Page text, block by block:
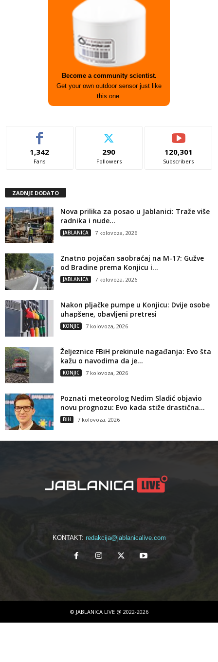
Become a community scientist.
Get your own outdoor sensor just like
this one.
1,342
Fans
290
Followers
120,301
Subscribers
ZADNJE DODATO
Nova prilika za posao u Jablanici: Traže više
radnika i nude...
JABLANICA 7 kolovoza, 2026
Znatno pojačan saobraćaj na M-17: Gužve
od Bradine prema Konjicu i...
JABLANICA 7 kolovoza, 2026
Nakon pljačke pumpe u Konjicu: Dvije osobe
uhapšene, obavljeni pretresi
KONJIC 7 kolovoza, 2026
Željeznice FBiH prekinule nagađanja: Evo šta
kažu o navodima da je...
KONJIC 7 kolovoza, 2026
Poznati meteorolog Nedim Sladić objavio
novu prognozu: Evo kada stiže drastična...
BIH 7 kolovoza, 2026
KONTAKT: redakcija@jablanicalive.com
© JABLANICA LIVE @ 2022-2026